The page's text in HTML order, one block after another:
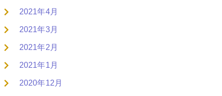
2021年4月
2021年3月
2021年2月
2021年1月
2020年12月